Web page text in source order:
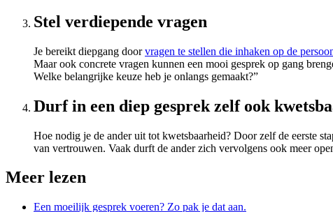
Stel verdiepende vragen
Je bereikt diepgang doorvragen te stellen die inhaken op de
Maar ook concrete vragen kunnen een mooi gesprek op gang
Welke belangrijke keuze heb je onlangs gemaakt?”
Durf in een diep gesprek zelf ook
Hoe nodig je de ander uit tot kwetsbaarheid? Door zelf de eerste
van vertrouwen. Vaak durft de ander zich vervolgens ook meer
Meer lezen
Een moeilijk gesprek voeren? Zo pak je dat aan.